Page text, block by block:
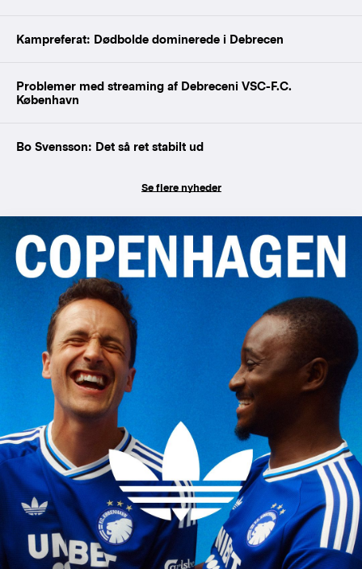
Kampreferat: Dødbolde dominerede i Debrecen
Problemer med streaming af Debreceni VSC-F.C.
København
Bo Svensson: Det så ret stabilt ud
Se flere nyheder